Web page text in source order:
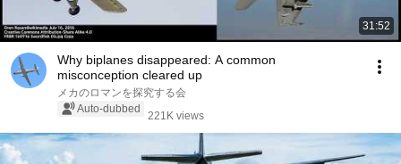
31:52
Why biplanes disappeared: A common
misconception cleared up
メカのロマンを探究する会
Auto-dubbed
221K views